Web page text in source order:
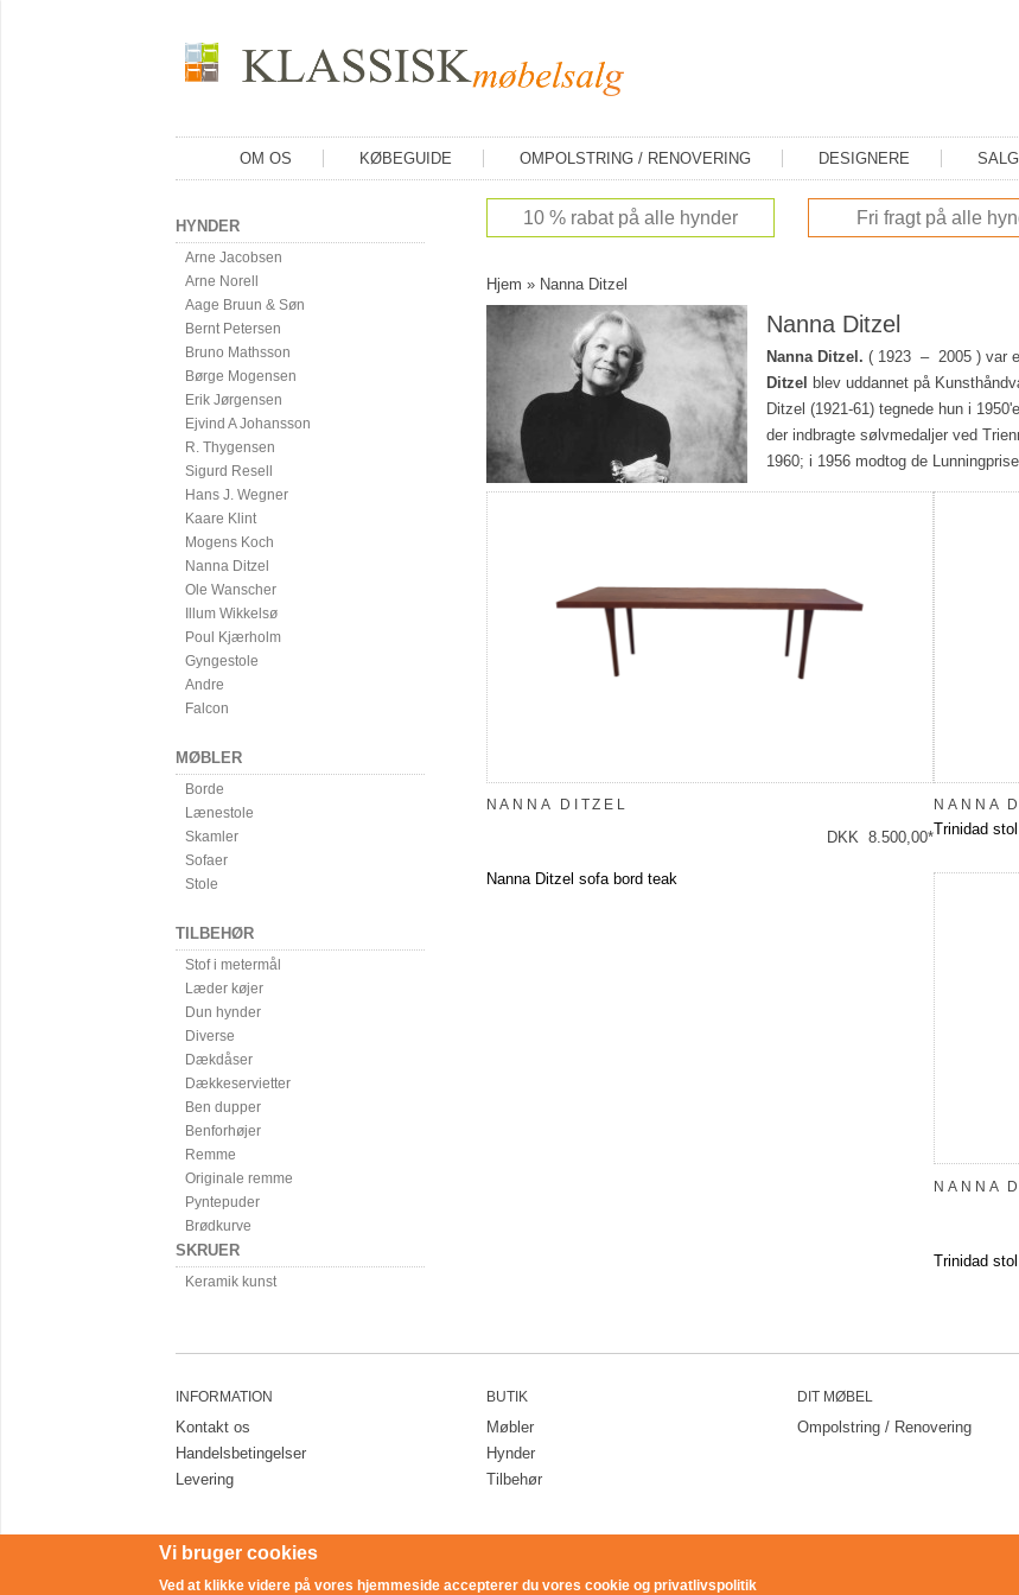
OM OS KØBEGUIDE OMPOLSTRING / RENOVERING DESIGNERE
10 % rabat på alle hynder Fri fragt på alle
Hjem » Nanna Ditzel
Nanna Ditzel
Nanna Ditzel. ( 1923 – 2005 ) var
Ditzel
blev uddannet på
Ditzel (1921-61) tegnede hun i
der indbragte sølvmedaljer ved
1960; i 1956 modtog de
NANNA DITZEL
DKK 8.500,00*
Nanna Ditzel sofa bord teak
NANNA
Trinidad
NANNA
Trinidad
HYNDER
Arne Jacobsen
Arne Norell
Aage Bruun & Søn
Bernt Petersen
Bruno Mathsson
Børge Mogensen
Erik Jørgensen
Ejvind A Johansson
R. Thygensen
Sigurd Resell
Hans J. Wegner
Kaare Klint
Mogens Koch
Nanna Ditzel
Ole Wanscher
Illum Wikkelsø
Poul Kjærholm
Gyngestole
Andre
Falcon
MØBLER
Borde
Lænestole
Skamler
Sofaer
Stole
TILBEHØR
Stof i metermål
Læder køjer
Dun hynder
Diverse
Dækdåser
Dækkeservietter
Ben dupper
Benforhøjer
Remme
Originale remme
Pyntepuder
Brødkurve
SKRUER
Keramik kunst
INFORMATION
Kontakt os
Handelsbetingelser
Levering
BUTIK
Møbler
Hynder
Tilbehør
DIT MØBEL
Ompolstring / Renovering
KLASSISKMØBELSALG.DK - DYSSEVEJ 3. UBBY - 4490 JERSLEV SJ. - TLF.5959 5051
Vi bruger cookies
Ved at klikke videre på vores hjemmeside accepterer du vores cookie og privatlivspolitik